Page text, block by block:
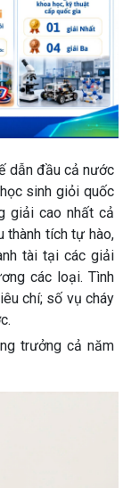
dẫn đầu cả nước
sinh giỏi quốc
giải cao nhất cả
thành tích tự hào,
tài tại các giải
các loại. Tình
chí; số vụ cháy
trưởng cả năm